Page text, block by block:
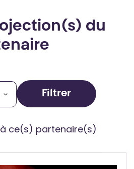
du
Filtrer
ce(s) partenaire(s)